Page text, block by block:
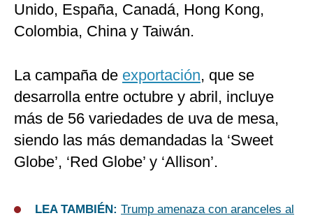
Unido, España, Canadá, Hong Kong,
Colombia, China y Taiwán.
La campaña de exportación, que se
desarrolla entre octubre y abril, incluye
más de 56 variedades de uva de mesa,
siendo las más demandadas la ‘Sweet
Globe’, ‘Red Globe’ y ‘Allison’.
LEA TAMBIÉN: Trump amenaza con aranceles al